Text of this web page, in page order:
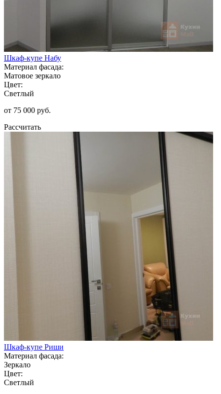
Шкаф-купе Набу
Материал фасада:
Матовое зеркало
Цвет:
Светлый
от 75 000 руб.
Рассчитать
Шкаф-купе Риши
Материал фасада:
Зеркало
Цвет:
Светлый